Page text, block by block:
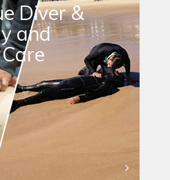
Diver &
and